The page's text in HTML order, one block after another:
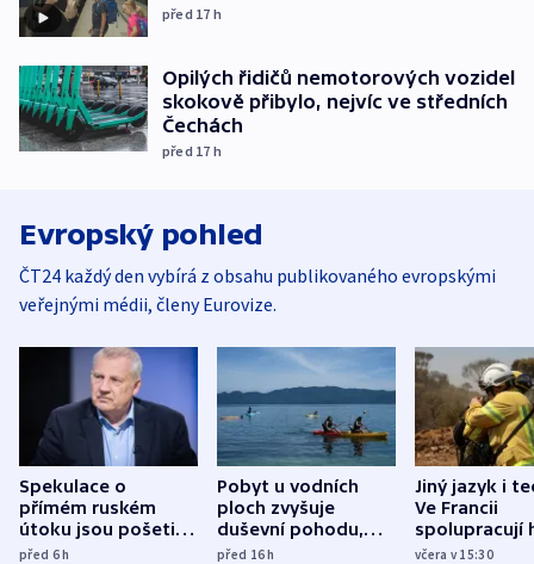
před 17 h
Opilých řidičů nemotorových vozidel
skokově přibylo, nejvíc ve středních
Čechách
před 17 h
Evropský pohled
ČT24 každý den vybírá z obsahu publikovaného evropskými
veřejnými médii, členy Eurovize.
Spekulace o
přímém ruském
útoku jsou pošetilé,
míní estonský
před 6h
Pobyt u vodních
ploch zvyšuje
duševní pohodu,
ukázala
před 16h
Jiný jazyk i
Ve Francii
spolupracují
různých zemí
včera v 15:30